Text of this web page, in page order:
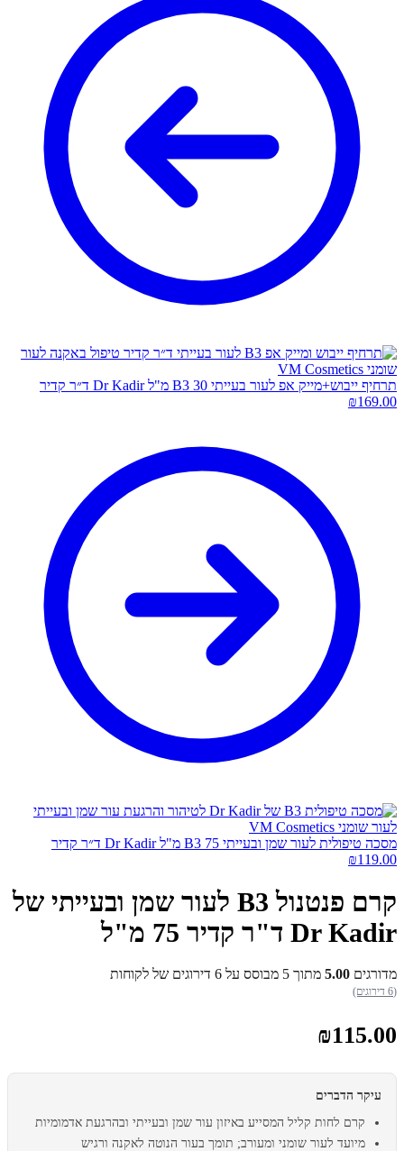
תרחיף ייבוש+מייק אפ לעור בעייתי B3 30 מ"ל Dr Kadir ד״ר קדיר
₪169.00
מסכה טיפולית לעור שמן ובעייתי B3 75 מ"ל Dr Kadir ד״ר קדיר
₪119.00
קרם פנטנול B3 לעור שמן ובעייתי של
Dr Kadir ד"ר קדיר 75 מ"ל
מדורגים 5.00 מתוך 5 מבוסס על 6 דירוגים של לקוחות
(6 דירוגים)
₪115.00
עיקר הדברים
קרם לחות קליל המסייע באיזון עור שמן ובעייתי ובהרגעת אדמומיות
מיועד לעור שומני ומעורב; תומך בעור הנוטה לאקנה ורגיש